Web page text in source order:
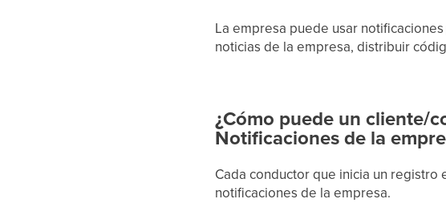
La empresa puede usar
noticias de la empresa, distribuir
¿Cómo puede un cliente/
Notificaciones de la
Cada conductor que inicia un
notificaciones de la empresa.